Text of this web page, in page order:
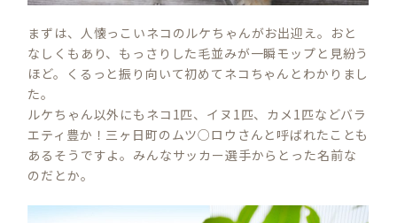
まずは、人懐っこいネコのルケちゃんがお出迎え。おと
なしくもあり、もっさりした毛並みが一瞬モップと見紛う
ほど。くるっと振り向いて初めてネコちゃんとわかりまし
た。
ルケちゃん以外にもネコ1匹、イヌ1匹、カメ1匹などバラ
エティ豊か！三ヶ日町のムツ○ロウさんと呼ばれたことも
あるそうですよ。みんなサッカー選手からとった名前な
のだとか。